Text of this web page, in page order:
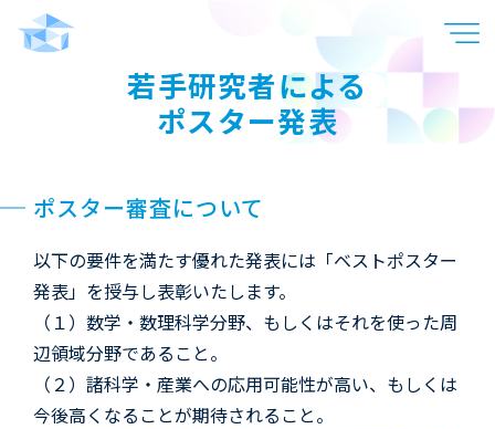
若手研究者による
ポスター発表
ポスター審査について
以下の要件を満たす優れた発表には「ベストポスター
発表」を授与し表彰いたします。
（１）数学・数理科学分野、もしくはそれを使った周
辺領域分野であること。
（２）諸科学・産業への応用可能性が高い、もしくは
今後高くなることが期待されること。